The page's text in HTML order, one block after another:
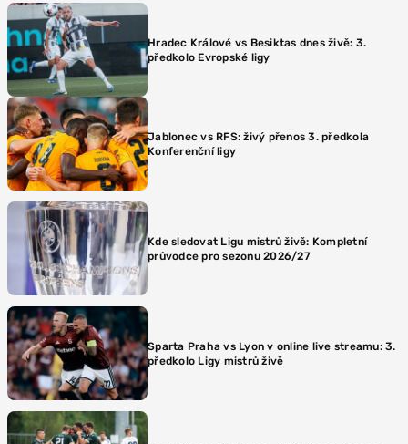
Hradec Králové vs Besiktas dnes živě: 3.
předkolo Evropské ligy
Jablonec vs RFS: živý přenos 3. předkola
Konferenční ligy
Kde sledovat Ligu mistrů živě: Kompletní
průvodce pro sezonu 2026/27
Sparta Praha vs Lyon v online live streamu: 3.
předkolo Ligy mistrů živě